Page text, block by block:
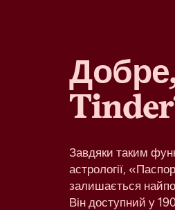
Завдяки таким
астрології,
залишається
Він доступний у